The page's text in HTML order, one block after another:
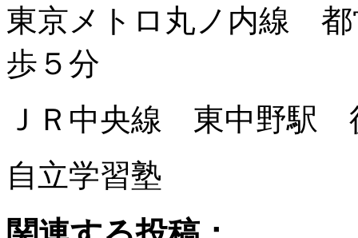
東京メトロ丸ノ内線
歩５分
ＪＲ中央線 東中野駅
自立学習塾